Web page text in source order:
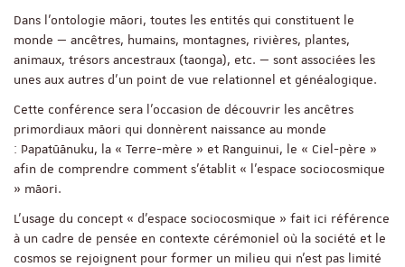
Dans l’ontologie māori, toutes les entités qui constituent le
monde — ancêtres, humains, montagnes, rivières, plantes,
animaux, trésors ancestraux (taonga), etc. — sont associées les
unes aux autres d’un point de vue relationnel et généalogique.
Cette conférence sera l’occasion de découvrir les ancêtres
primordiaux māori qui donnèrent naissance au monde
: Papatūānuku, la « Terre-mère » et Ranguinui, le « Ciel-père »
afin de comprendre comment s’établit « l’espace sociocosmique
» māori.
L’usage du concept « d’espace sociocosmique » fait ici référence
à un cadre de pensée en contexte cérémoniel où la société et le
cosmos se rejoignent pour former un milieu qui n’est pas limité